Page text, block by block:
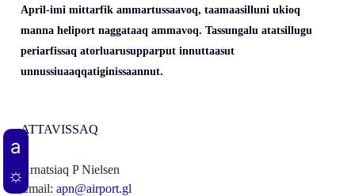
April-imi mittarfik ammartussaavoq, taamaasilluni ukioq
manna heliport naggataaq ammavoq. Tassungalu atatsillugu
periarfissaq atorluarusupparput innuttaasut
unnussiuaaqqatiginissaannut.
ATTAVISSAQ
Arnatsiaq P Nielsen
Email: apn@airport.gl